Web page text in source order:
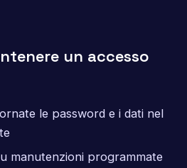
un accesso
le password e i dati nel
manutenzioni programmate